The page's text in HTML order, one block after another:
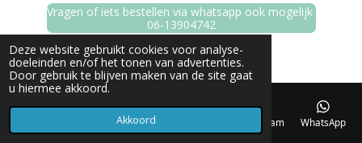
Deze website gebruikt cookies voor analyse-
doeleinden en/of het tonen van advertenties.
Door gebruik te blijven maken van de site gaat
u hiermee akkoord.
Akkoord
Vragen of iets bestellen via whatsapp ook mogelijk
06-13904742
© 2023 - 2026 Boetiek44
Powered by JouwWeb
Telefoonnummer Instagram WhatsApp